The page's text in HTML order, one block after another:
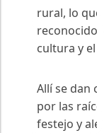
rural, lo
cultura y
Allí se dan
por las
festejo y